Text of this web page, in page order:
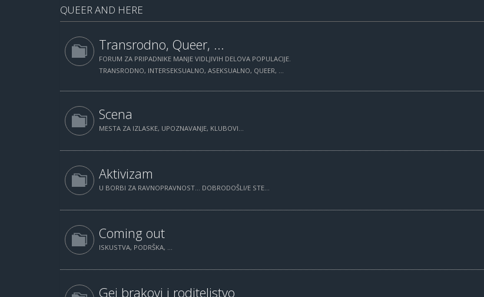
QUEER AND HERE
Transrodno, Queer, ...
FORUM ZA PRIPADNIKE MANJE VIDLJIVIH DELOVA POPULACIJE.
TRANSRODNO, INTERSEKSUALNO, ASEKSUALNO, QUEER, ...
Scena
MESTA ZA IZLASKE, UPOZNAVANJE, KLUBOVI...
Aktivizam
U BORBI ZA RAVNOPRAVNOST... DOBRODOŠLI/E STE...
Coming out
ISKUSTVA, PODRŠKA, ...
Gej brakovi i roditeljstvo